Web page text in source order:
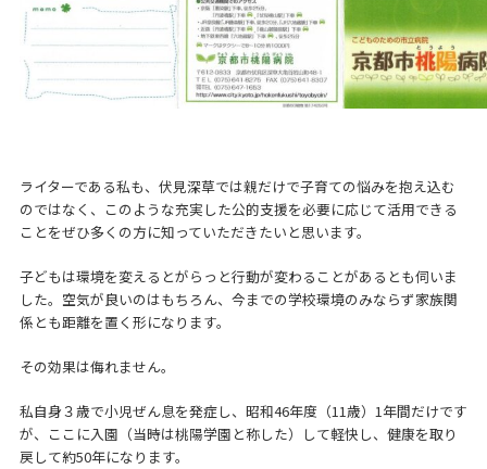
ライターである私も、伏見深草では親だけで子育ての悩みを抱え込む
のではなく、このような充実した公的支援を必要に応じて活用できる
ことをぜひ多くの方に知っていただきたいと思います。
子どもは環境を変えるとがらっと行動が変わることがあるとも伺いま
した。空気が良いのはもちろん、今までの学校環境のみならず家族関
係とも距離を置く形になります。
その効果は侮れません。
私自身３歳で小児ぜん息を発症し、昭和46年度（11歳）1年間だけです
が、ここに入園（当時は桃陽学園と称した）して軽快し、健康を取り
戻して約50年になります。